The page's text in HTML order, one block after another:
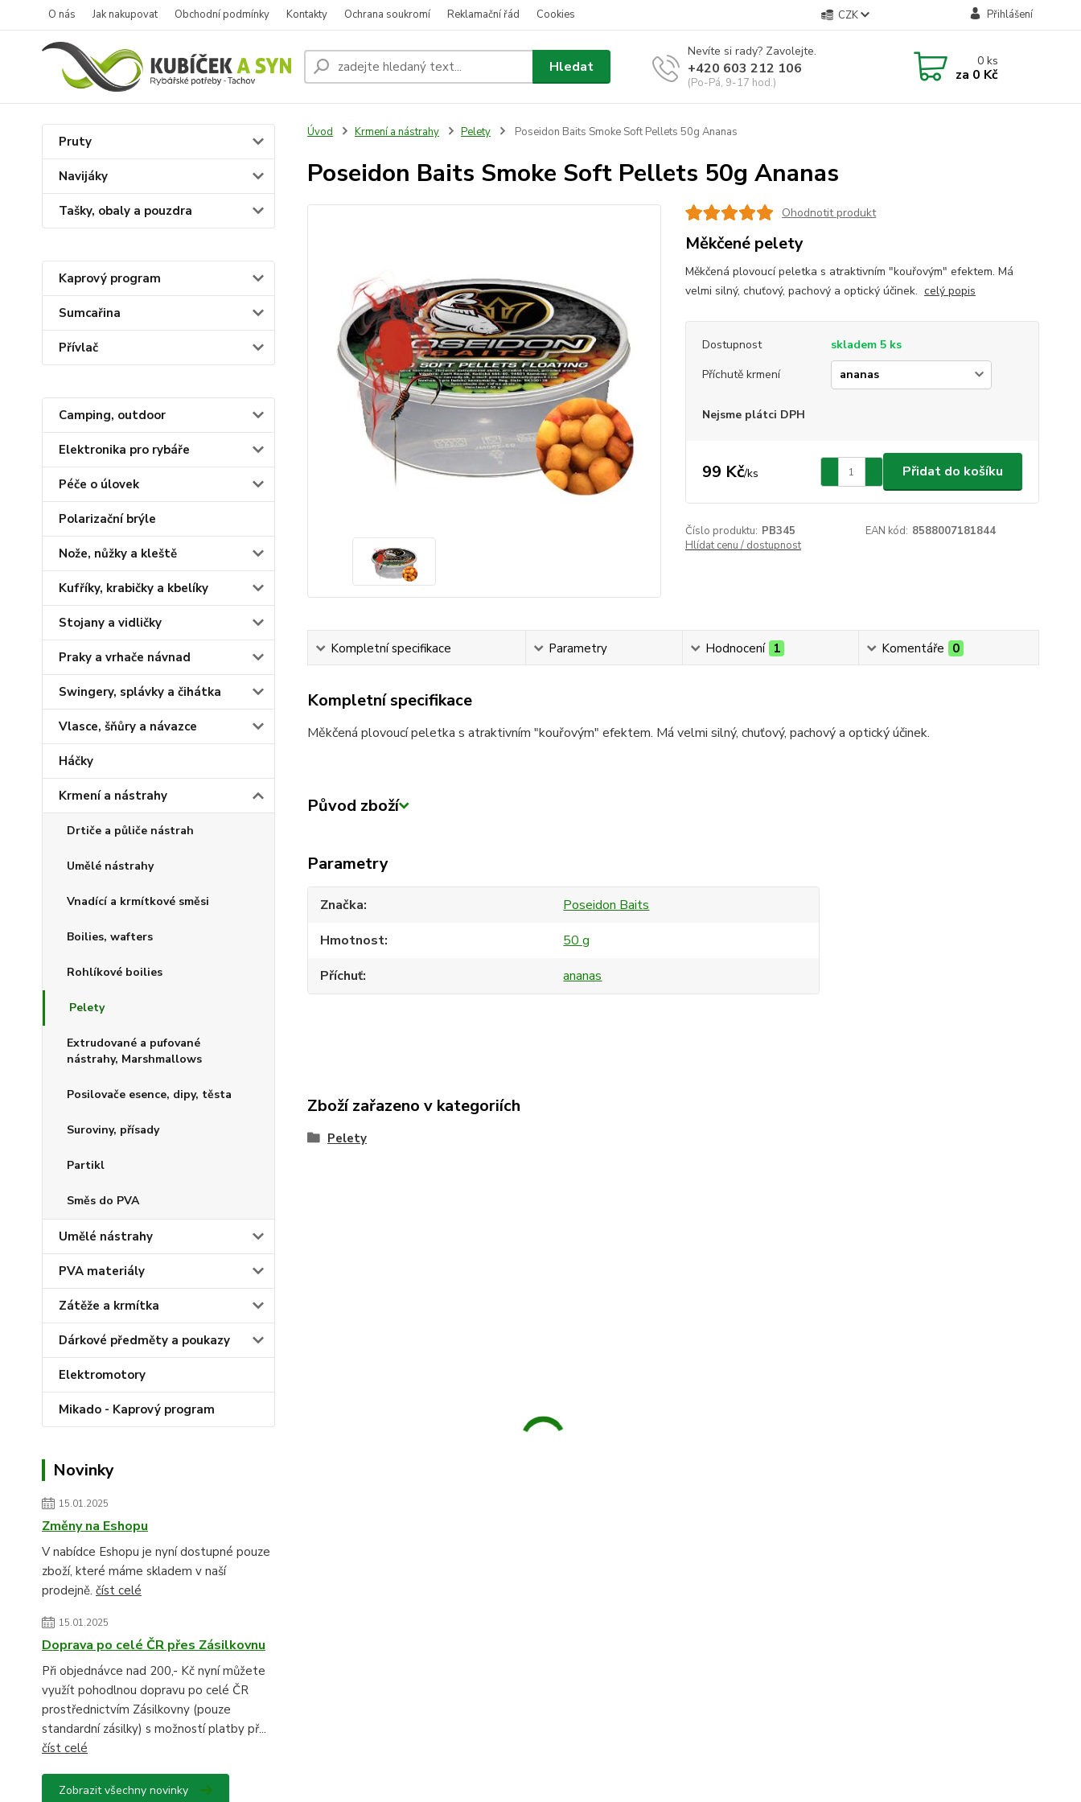
O nás Jak nakupovat Obchodní podmínky Kontakty Ochrana soukromí Reklamační řád Cookies CZK Přihlášení
Hledat
Nevíte si rady? Zavolejte.
+420 603 212 106
(Po-Pá, 9-17 hod.)
0ks
za 0 Kč
Pruty
Navijáky
Tašky, obaly a pouzdra
Kaprový program
Sumcařina
Přívlač
Camping, outdoor
Elektronika pro rybáře
Péče o úlovek
Polarizační brýle
Nože, nůžky a kleště
Kufříky, krabičky a kbelíky
Stojany a vidličky
Praky a vrhače návnad
Swingery, splávky a čihátka
Vlasce, šňůry a návazce
Háčky
Krmení a nástrahy
Drtiče a půliče nástrah
Umělé nástrahy
Vnadící a krmítkové směsi
Boilies, wafters
Rohlíkové boilies
Pelety
Extrudované a pufované
nástrahy, Marshmallows
Posilovače esence, dipy, těsta
Suroviny, přísady
Partikl
Směs do PVA
Umělé nástrahy
PVA materiály
Zátěže a krmítka
Dárkové předměty a poukazy
Elektromotory
Mikado - Kaprový program
Novinky
15.01.2025
Změny na Eshopu
V nabídce Eshopu je nyní dostupné pouze
zboží, které máme skladem v naší
prodejně. číst celé
15.01.2025
Doprava po celé ČR přes Zásilkovnu
Při objednávce nad 200,- Kč nyní můžete
využít pohodlnou dopravu po celé ČR
prostřednictvím Zásilkovny (pouze
standardní zásilky) s možností platby př...
číst celé
Zobrazit všechny novinky
Úvod Krmení a nástrahy Pelety Poseidon Baits Smoke Soft Pellets 50g Ananas
Poseidon Baits Smoke Soft Pellets 50g Ananas
Ohodnotit produkt
Měkčené pelety
Měkčená plovoucí peletka s atraktivním "kouřovým" efektem. Má
velmi silný, chuťový, pachový a optický účinek. celý popis
Dostupnost
skladem 5 ks
Příchutě krmení
Nejsme plátci DPH
99 Kč/ks Přidat do košíku
Číslo produktu: PB345 EAN kód: 8588007181844
Hlídat cenu / dostupnost
Kompletní specifikace Parametry Hodnocení 1 Komentáře 0
Kompletní specifikace
Měkčená plovoucí peletka s atraktivním "kouřovým" efektem. Má velmi silný, chuťový, pachový a optický účinek.
Původ zboží
Parametry
Značka
Poseidon Baits
Hmotnost
50 g
Příchuť
ananas
Zboží zařazeno v kategoriích
Pelety